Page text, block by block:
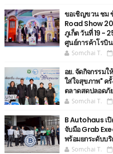
ขอเชิญขวน ชม
Road Show
ภูเก็ต วันที่ 19 -
ศูนย์การค้าโรบิ
Somchai T.
อย. จัดกิจกรรมใ
ใส่ใจสุขภาพ" ค
ตลาดสดปลอดภัย
Somchai T.
B Autohaus เ
จับมือ Grab
พร้อมยกระดับบ
Somchai T.